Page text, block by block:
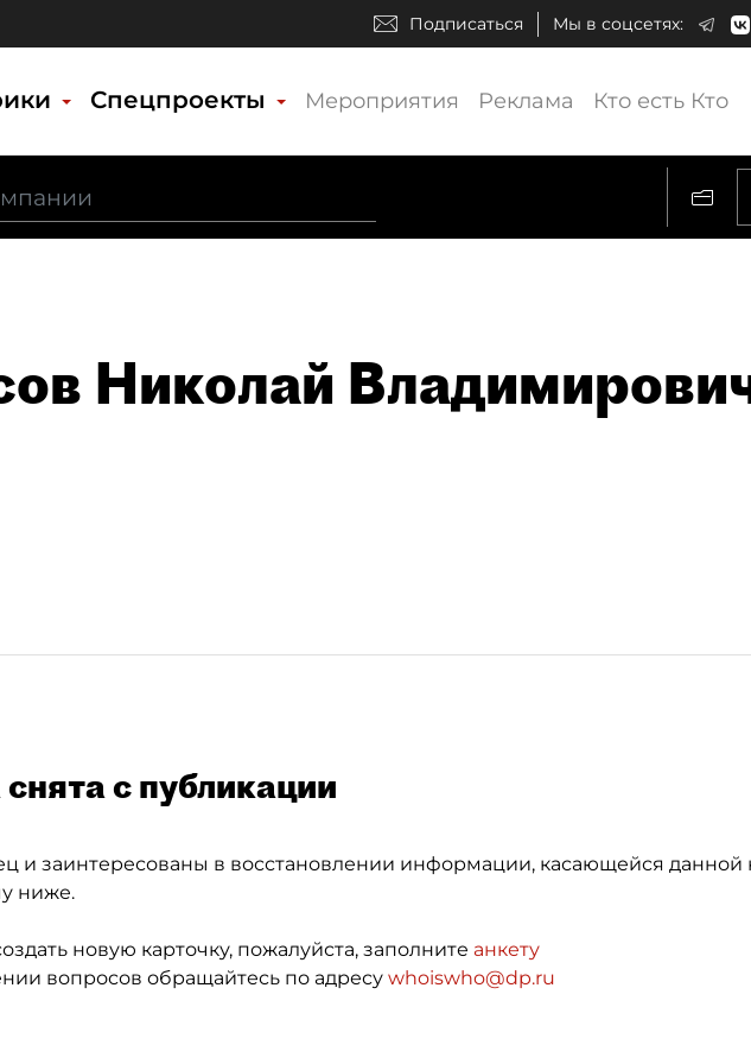
Подписаться Мы в соцсетях:
Спецпроекты Мероприятия Реклама Кто есть Кто
Николай
с публикации
и заинтересованы в восстановлении информации, касающейся данной
ниже.
новую карточку, пожалуйста, заполните анкету
вопросов обращайтесь по адресу whoiswho@dp.ru